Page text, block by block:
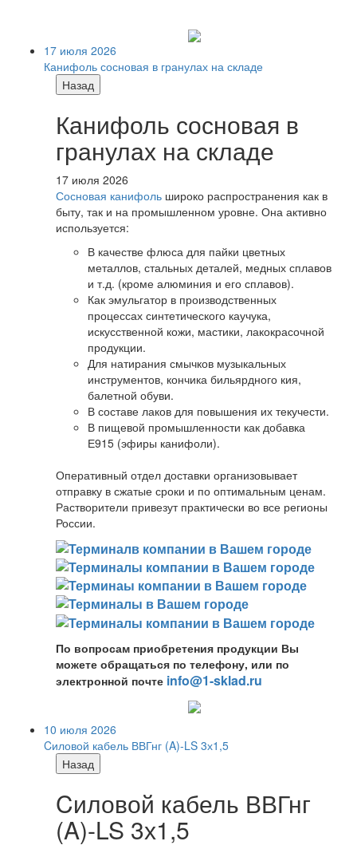
17 июля 2026
Канифоль сосновая в гранулах на складе
Назад
Канифоль сосновая в
гранулах на складе
17 июля 2026
Сосновая канифоль широко распространения как в
быту, так и на промышленном уровне. Она активно
используется:
В качестве флюса для пайки цветных
металлов, стальных деталей, медных сплавов
и т.д. (кроме алюминия и его сплавов).
Как эмульгатор в производственных
процессах синтетического каучука,
искусственной кожи, мастики, лакокрасочной
продукции.
Для натирания смычков музыкальных
инструментов, кончика бильярдного кия,
балетной обуви.
В составе лаков для повышения их текучести.
В пищевой промышленности как добавка
Е915 (эфиры канифоли).
Оперативный отдел доставки организовывает
отправку в сжатые сроки и по оптимальным ценам.
Растворители привезут практически во все регионы
России.
По вопросам приобретения продукции Вы
можете обращаться по телефону, или по
электронной почте info@1-sklad.ru
10 июля 2026
Cиловой кабель ВВГнг (A)-LS 3х1,5
Назад
Cиловой кабель ВВГнг
(A)-LS 3х1,5